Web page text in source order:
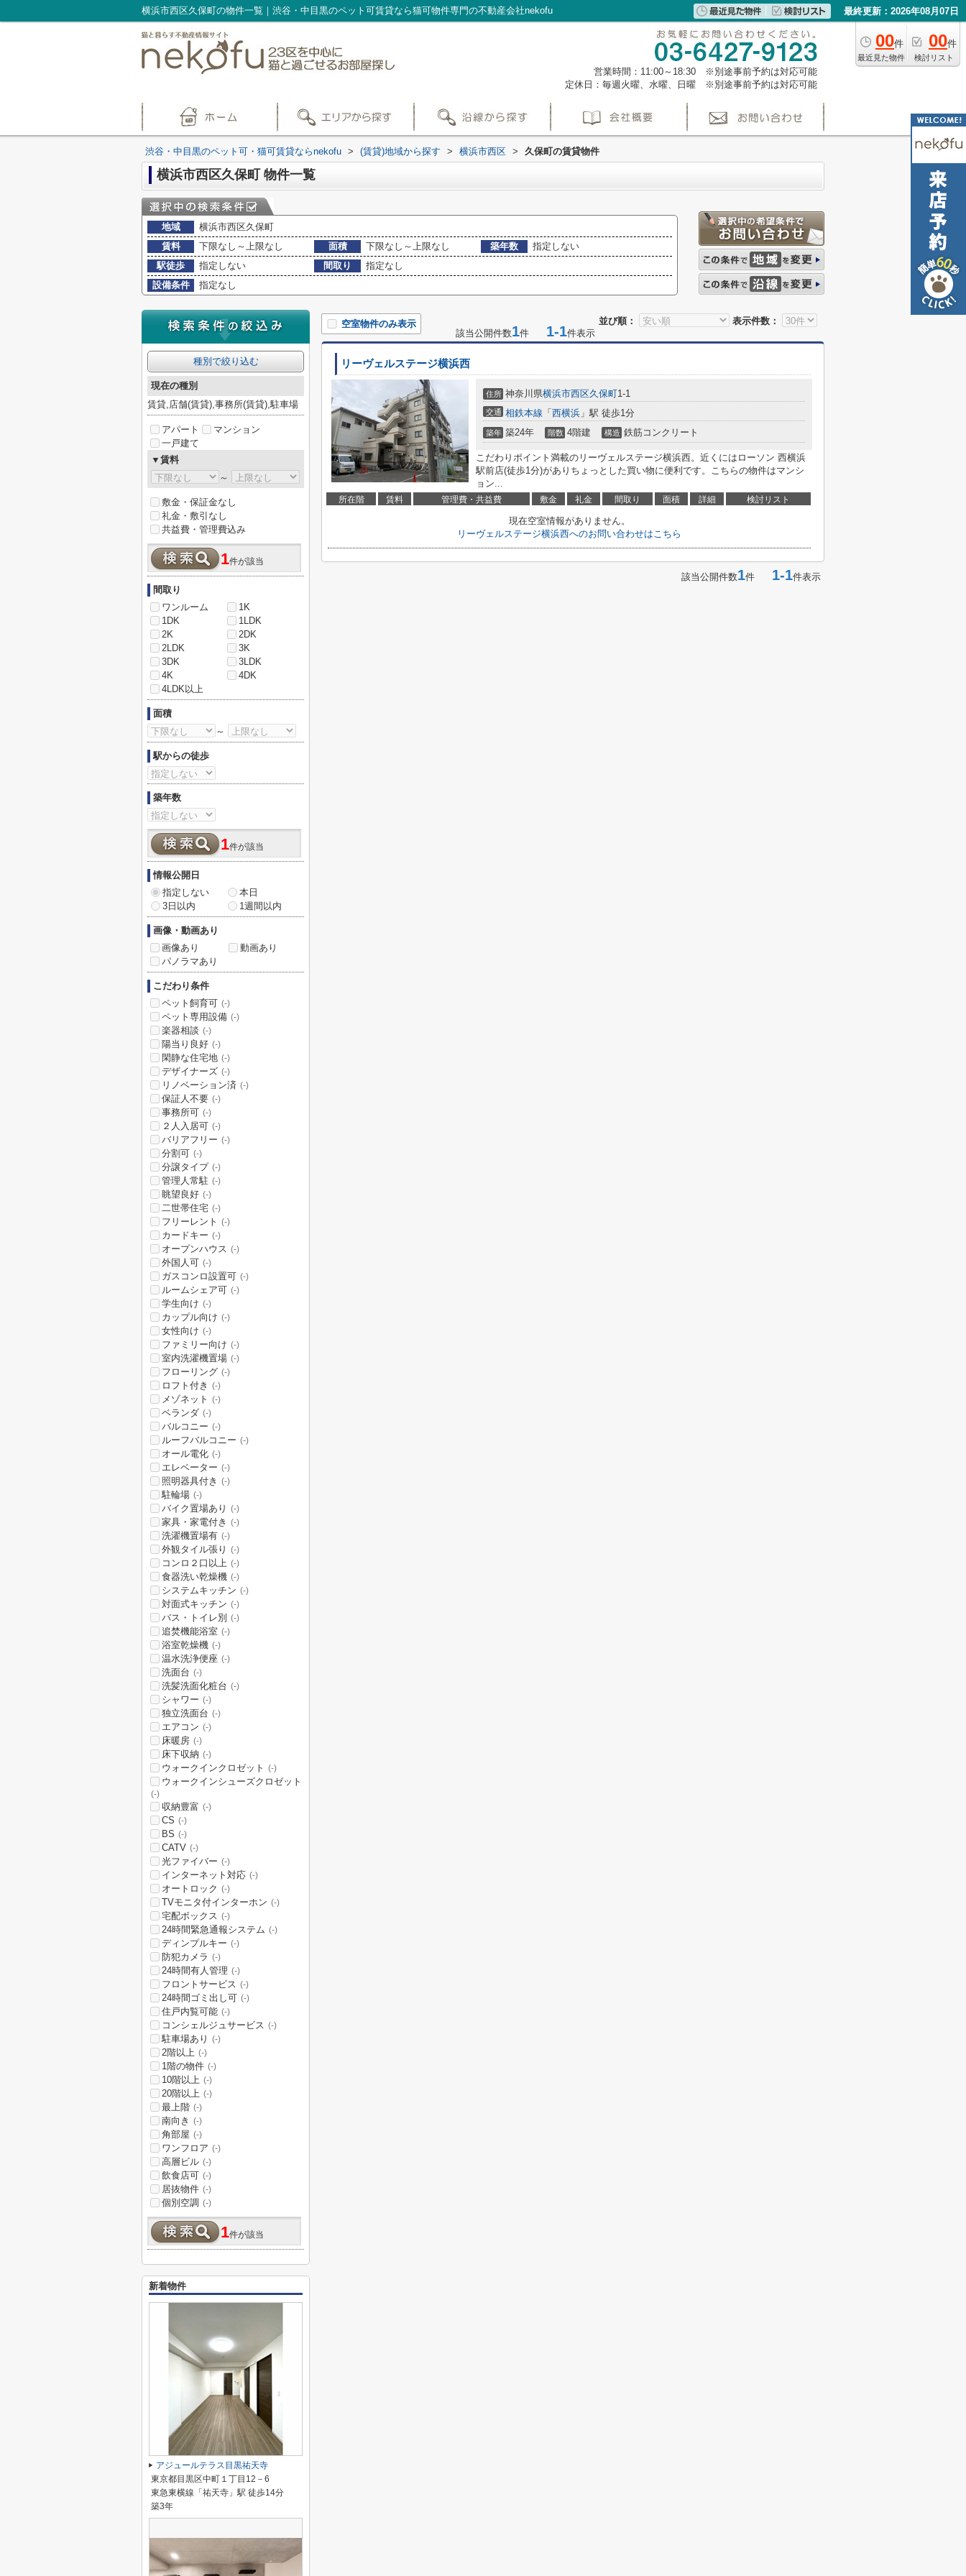
横浜市西区久保町の物件一覧｜渋谷・中目黒のペット可賃貸なら猫可物件専門の不動産会社nekofu 最終更新：2026年08月07日
00件
最近見た物件
00件
検討リスト
営業時間：11:00～18:30 ※別途事前予約は対応可能
定休日：毎週火曜、水曜、日曜 ※別途事前予約は対応可能
渋谷・中目黒のペット可・猫可賃貸ならnekofu > (賃貸)地域から探す > 横浜市西区 > 久保町の賃貸物件
横浜市西区久保町 物件一覧
地域
横浜市西区久保町
賃料
下限なし～上限なし 面積 下限なし～上限なし 築年数
指定しない
駅徒歩
指定しない 間取り
指定なし
設備条件
指定なし
並び順： 表示件数：
空室物件のみ表示
該当公開件数1件 1-1件表示
リーヴェルステージ横浜西
住所 神奈川県横浜市西区久保町1-1
交通 相鉄本線 「 西横浜 」駅 徒歩1分
築年 築24年 階数 4階建 構造 鉄筋コンクリート
こだわりポイント満載のリーヴェルステージ横浜西。近くにはローソン 西横浜
駅前店(徒歩1分)がありちょっとした買い物に便利です。こちらの物件はマンシ
ョン...
所在階 賃料 管理費・共益費 敷金 礼金 間取り 面積 詳細 検討リスト
現在空室情報がありません。
リーヴェルステージ横浜西へのお問い合わせはこちら
該当公開件数1件 1-1件表示
種別で絞り込む
現在の種別
賃貸,店舗(賃貸),事務所(賃貸),駐車場
アパート
マンション
一戸建て
▼賃料
～
敷金・保証金なし
礼金・敷引なし
共益費・管理費込み
1件が該当
間取り
ワンルーム
1K
1DK
1LDK
2K
2DK
2LDK
3K
3DK
3LDK
4K
4DK
4LDK以上
面積
～
駅からの徒歩
築年数
1件が該当
情報公開日
指定しない
本日
3日以内
1週間以内
画像・動画あり
画像あり
動画あり
パノラマあり
こだわり条件
ペット飼育可 (-)
ペット専用設備 (-)
楽器相談 (-)
陽当り良好 (-)
閑静な住宅地 (-)
デザイナーズ (-)
リノベーション済 (-)
保証人不要 (-)
事務所可 (-)
２人入居可 (-)
バリアフリー (-)
分割可 (-)
分譲タイプ (-)
管理人常駐 (-)
眺望良好 (-)
二世帯住宅 (-)
フリーレント (-)
カードキー (-)
オープンハウス (-)
外国人可 (-)
ガスコンロ設置可 (-)
ルームシェア可 (-)
学生向け (-)
カップル向け (-)
女性向け (-)
ファミリー向け (-)
室内洗濯機置場 (-)
フローリング (-)
ロフト付き (-)
メゾネット (-)
ベランダ (-)
バルコニー (-)
ルーフバルコニー (-)
オール電化 (-)
エレベーター (-)
照明器具付き (-)
駐輪場 (-)
バイク置場あり (-)
家具・家電付き (-)
洗濯機置場有 (-)
外観タイル張り (-)
コンロ２口以上 (-)
食器洗い乾燥機 (-)
システムキッチン (-)
対面式キッチン (-)
バス・トイレ別 (-)
追焚機能浴室 (-)
浴室乾燥機 (-)
温水洗浄便座 (-)
洗面台 (-)
洗髪洗面化粧台 (-)
シャワー (-)
独立洗面台 (-)
エアコン (-)
床暖房 (-)
床下収納 (-)
ウォークインクロゼット (-)
ウォークインシューズクロゼット
(-)
収納豊富 (-)
CS (-)
BS (-)
CATV (-)
光ファイバー (-)
インターネット対応 (-)
オートロック (-)
TVモニタ付インターホン (-)
宅配ボックス (-)
24時間緊急通報システム (-)
ディンプルキー (-)
防犯カメラ (-)
24時間有人管理 (-)
フロントサービス (-)
24時間ゴミ出し可 (-)
住戸内覧可能 (-)
コンシェルジュサービス (-)
駐車場あり (-)
2階以上 (-)
1階の物件 (-)
10階以上 (-)
20階以上 (-)
最上階 (-)
南向き (-)
角部屋 (-)
ワンフロア (-)
高層ビル (-)
飲食店可 (-)
居抜物件 (-)
個別空調 (-)
1件が該当
新着物件
アジュールテラス目黒祐天寺
東京都目黒区中町１丁目12－6
東急東横線「祐天寺」駅 徒歩14分
築3年